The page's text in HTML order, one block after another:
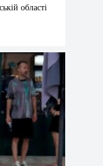
області